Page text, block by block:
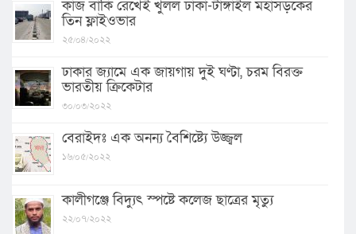
কাজ বাকি রেখেই খুলল ঢাকা-টাঙ্গাইল মহাসড়কের
তিন ফ্লাইওভার
২৫/০৪/২০২২
ঢাকার জ্যামে এক জায়গায় দুই ঘণ্টা, চরম বিরক্ত
ভারতীয় ক্রিকেটার
৩০/০৩/২০২২
বেরাইদঃ এক অনন্য বৈশিষ্ট্যে উজ্জ্বল
১৬/০৫/২০২২
কালীগঞ্জে বিদ্যুৎ স্পষ্টে কলেজ ছাত্রের মৃত্যু
২২/০৭/২০২২